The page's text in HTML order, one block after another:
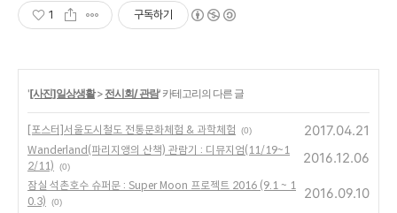
1 구독하기
'[사진]일상생활> 전시회/ 관람' 카테고리의 다른 글
[포스터]서울도시철도 전통문화체험 & 과학체험 (0) 2017.04.21
Wanderland(파리지앵의 산책) 관람기 : 디뮤지엄(11/19~1
2/11)
(0)
2016.12.06
잠실 석촌호수 슈퍼문 : Super Moon 프로젝트 2016 (9.1 ~ 1
0.3)
(0)
2016.09.10